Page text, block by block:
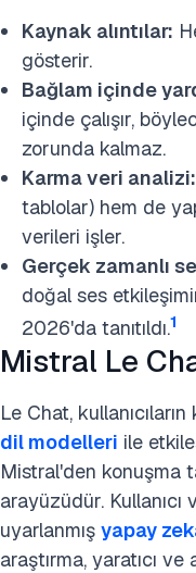
Kaynak alıntılar:
gösterir.
Bağlam içinde
içinde çalışır,
zorunda kalmaz.
Karma veri analizi:
tablolar) hem de
verileri işler.
Gerçek zamanlı
doğal ses
2026'da tanıtıldı.1
Mistral Le
Le Chat,
dil modelleri ile
Mistral'den konuşma
arayüzüdür. Kullanıcı
uyarlanmış yapay
araştırma, yaratıcı